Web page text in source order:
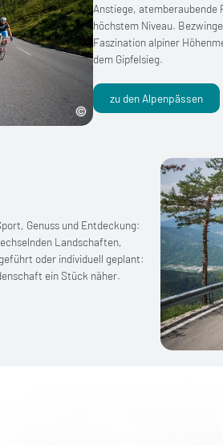
Anstiege, atemberaubende
höchstem Niveau.
Faszination alpiner
dem Gipfelsieg.
zu den Alpenpässen
Genuss und Entdeckung:
Landschaften,
oder individuell geplant:
ein Stück näher.